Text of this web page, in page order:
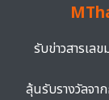
รับข่าวสารเล
ลุ้นรับรางวัลจา